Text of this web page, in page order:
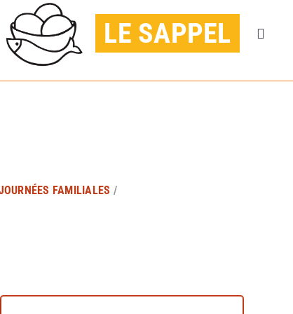
LE SAPPEL
FAMILIALES /